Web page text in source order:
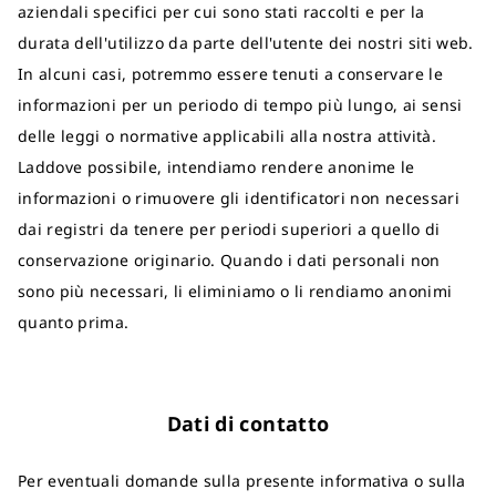
aziendali specifici per cui sono stati raccolti e per la
durata dell'utilizzo da parte dell'utente dei nostri siti web.
In alcuni casi, potremmo essere tenuti a conservare le
informazioni per un periodo di tempo più lungo, ai sensi
delle leggi o normative applicabili alla nostra attività.
Laddove possibile, intendiamo rendere anonime le
informazioni o rimuovere gli identificatori non necessari
dai registri da tenere per periodi superiori a quello di
conservazione originario. Quando i dati personali non
sono più necessari, li eliminiamo o li rendiamo anonimi
quanto prima.
Dati di contatto
Per eventuali domande sulla presente informativa o sulla